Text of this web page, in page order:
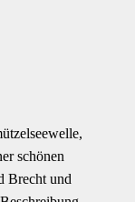
schönen
Brecht und